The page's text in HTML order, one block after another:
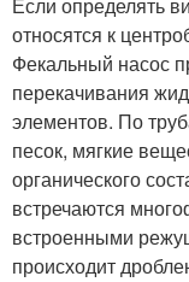
Если определять
относятся к
Фекальный насос
перекачивания
элементов. По
песок, мягкие
органического
встречаются
встроенными
происходит